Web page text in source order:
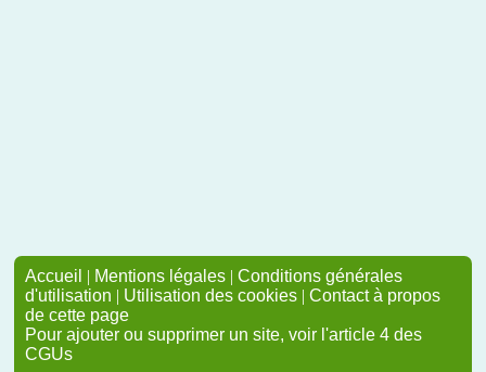
Accueil | Mentions légales | Conditions générales
d'utilisation | Utilisation des cookies | Contact à propos
de cette page
Pour ajouter ou supprimer un site, voir l'article 4 des
CGUs